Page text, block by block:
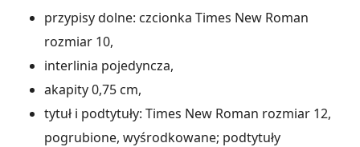
przypisy dolne: czcionka Times New Roman
rozmiar 10,
interlinia pojedyncza,
akapity 0,75 cm,
tytuł i podtytuły: Times New Roman rozmiar 12,
pogrubione, wyśrodkowane; podtytuły